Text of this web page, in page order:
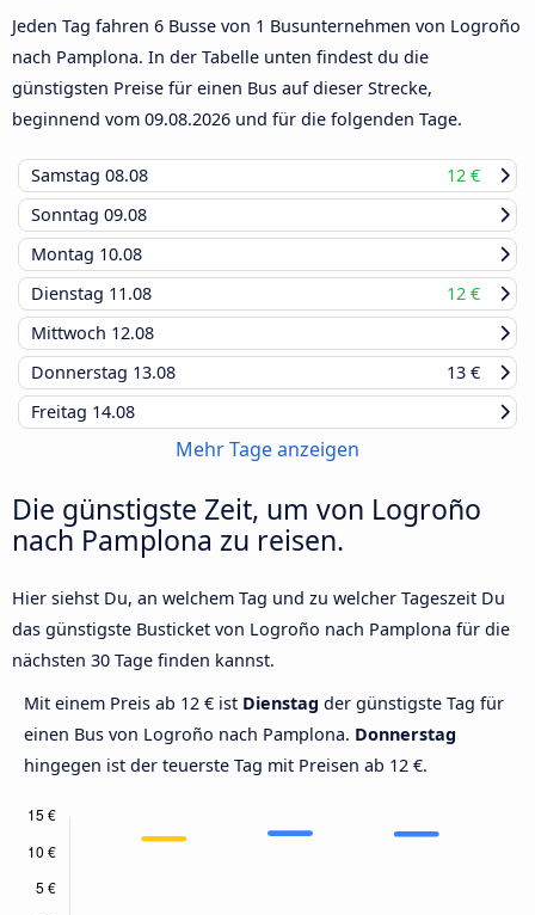
Jeden Tag fahren 6 Busse von 1 Busunternehmen von Logroño
nach Pamplona. In der Tabelle unten findest du die
günstigsten Preise für einen Bus auf dieser Strecke,
beginnend vom 09.08.2026 und für die folgenden Tage.
Samstag 08.08
12 €
Sonntag 09.08
Montag 10.08
Dienstag 11.08
12 €
Mittwoch 12.08
Donnerstag 13.08
13 €
Freitag 14.08
Mehr Tage anzeigen
Die günstigste Zeit, um von Logroño
nach Pamplona zu reisen.
Hier siehst Du, an welchem Tag und zu welcher Tageszeit Du
das günstigste Busticket von Logroño nach Pamplona für die
nächsten 30 Tage finden kannst.
Mit einem Preis ab 12 € ist Dienstag der günstigste Tag für
einen Bus von Logroño nach Pamplona. Donnerstag
hingegen ist der teuerste Tag mit Preisen ab 12 €.